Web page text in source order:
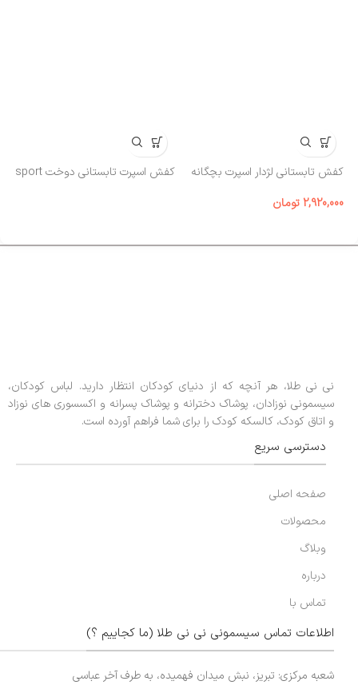
کفش تابستانی لژدار اسپرت بچگانه
2,920,000 تومان
کفش اسپرت تابستانی دوخت sport
نی نی طلا، هر آنچه که از دنیای کودکان انتظار دارید. لباس کودکان،
سیسمونی نوزادان، پوشاک دخترانه و پوشاک پسرانه و اکسسوری های نوزاد
و اتاق کودک، کالسکه کودک را برای شما فراهم آورده است.
دسترسی سریع
صفحه اصلی
محصولات
وبلاگ
درباره
تماس با
اطلاعات تماس سیسمونی نی نی طلا (ما کجاییم ؟)
شعبه مرکزی: تبریز، نبش میدان فهمیده، به طرف آخر عباسی